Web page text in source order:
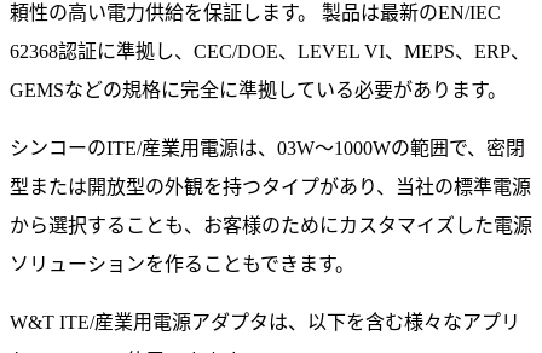
頼性の高い電力供給を保証します。 製品は最新のEN/IEC
62368認証に準拠し、CEC/DOE、LEVEL VI、MEPS、ERP、
GEMSなどの規格に完全に準拠している必要があります。
シンコーのITE/産業用電源は、03W～1000Wの範囲で、密閉
型または開放型の外観を持つタイプがあり、当社の標準電源
から選択することも、お客様のためにカスタマイズした電源
ソリューションを作ることもできます。
W&T ITE/産業用電源アダプタは、以下を含む様々なアプリ